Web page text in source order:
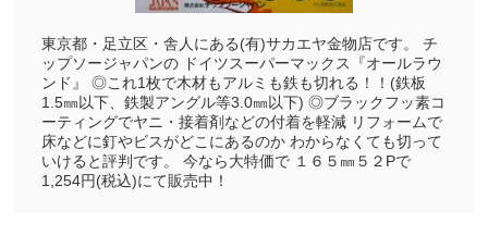
東京都・足立区・舎人にある(有)サカエヤ金物店です。 チ
ップソージャパンの ドイツスーパーマックス『オールラウ
ンド』 ◎これ1枚で木材もアルミも鉄も切れる！！(鉄板
1.5㎜以下、鉄製アングル等3.0㎜以下) ◎ブラックフッ素コ
ーティングでヤニ・接着剤などの付着を軽減 リフォームで
床などに釘やビスがどこにあるのか わからなくても切って
いけると評判です。 今なら大特価で １６５㎜５２Pで
1,254円(税込)にて販売中！